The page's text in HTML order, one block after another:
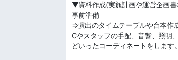
▼資料作成(実施計画や運営企画
事前準備
⇒演出のタイムテーブルや台本作
Cやスタッフの手配、音響、照明
どいったコーディネートをします。